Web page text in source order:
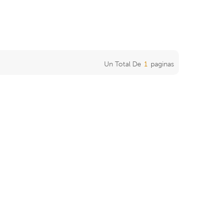
Un Total De 1 Paginas